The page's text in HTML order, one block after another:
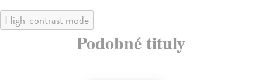
High-contrast mode
Podobné tituly